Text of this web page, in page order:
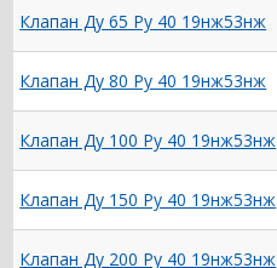
Клапан Ду 65 Ру 40 19нж53нж
Клапан Ду 80 Ру 40 19нж53нж
Клапан Ду 100 Ру 40 19нж53нж
Клапан Ду 150 Ру 40 19нж53нж
Клапан Ду 200 Ру 40 19нж53нж